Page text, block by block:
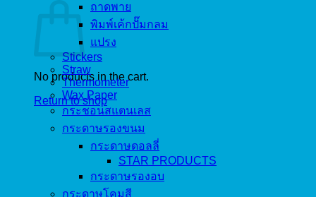
No products in the cart.
Return to shop
ถาดพาย
พิมพ์เค้กปั๊มกลม
แปรง
Stickers
Straw
Thermometer
Wax Paper
กระชอนสแตนเลส
กระดาษรองขนม
กระดาษดอลลี่
STAR PRODUCTS
กระดาษรองอบ
กระดาษโคมสี